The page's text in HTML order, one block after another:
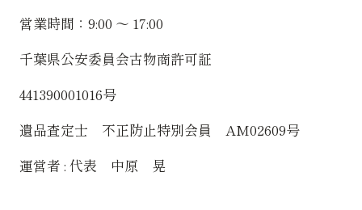
営業時間：9:00 〜 17:00
千葉県公安委員会古物商許可証
441390001016号
遺品査定士 不正防止特別会員 AM02609号
運営者 : 代表 中原 晃